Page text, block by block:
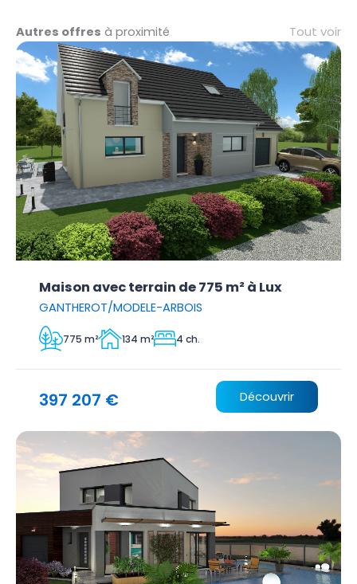
Autres offres à proximité Tout voir
Maison avec terrain de 775 m² à Lux
GANTHEROT/MODELE-ARBOIS
775 m² 134 m² 4 ch.
397 207 € Découvrir